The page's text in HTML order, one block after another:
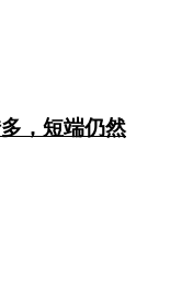
，短端仍然